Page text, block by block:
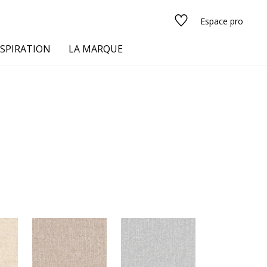
Espace pro
Voir tous les tissus
LA MARQUE